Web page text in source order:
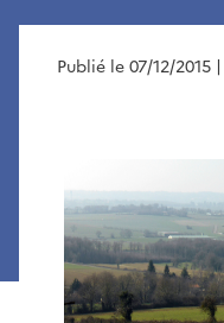
Publié le 07/12/2015